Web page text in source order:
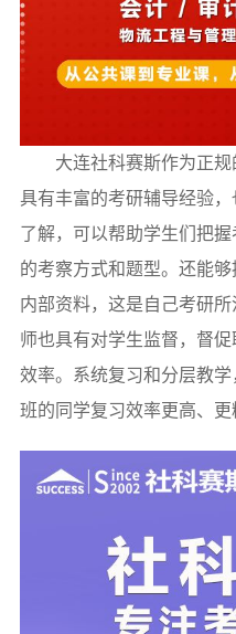
大连社科赛斯作为正
具有丰富的考研辅导经验
了解，可以帮助学生们把
的考察方式和题型。还能
内部资料，这是自己考研
师也具有对学生监督，督
效率。系统复习和分层教
班的同学复习效率更高、更